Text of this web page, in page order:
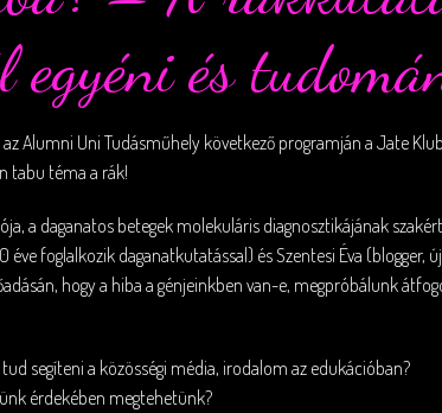
egyéni és
Alumni Uni Tudásműhely következő programján a Jate
tabu téma a rák!
a daganatos betegek molekuláris diagnosztikájának
foglalkozik daganatkutatással) és Szentesi Éva (blogger,
hogy a hiba a génjeinkben van-e, megpróbálunk
segíteni a közösségi média, irodalom az edukációban?
érdekében megtehetünk?